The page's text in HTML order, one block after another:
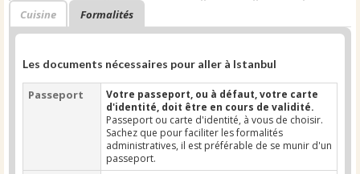
Cuisine
Formalités
Les documents nécessaires pour aller à Istanbul
Passeport
Votre passeport, ou à défaut, votre carte
d'identité, doit être en cours de validité.
Passeport ou carte d'identité, à vous de choisir.
Sachez que pour faciliter les formalités
administratives, il est préférable de se munir d'un
passeport.